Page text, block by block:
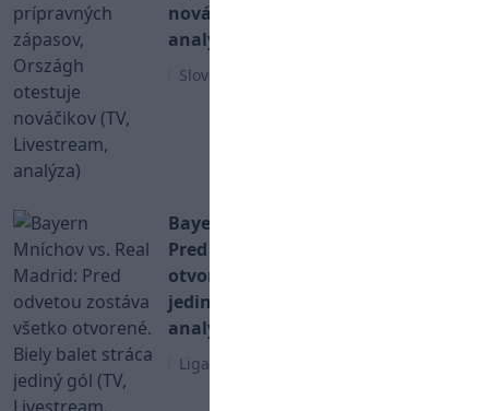
nováčikov (TV, Livestream,
analýza)
Slovenský hokej
Bayern Mníchov vs. Real Madrid:
Pred odvetou zostáva všetko
otvorené. Biely balet stráca
jediný gól (TV, Livestream,
analýza)
Liga Majstrov